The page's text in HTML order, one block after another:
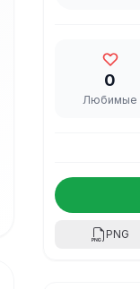
0
Любимые
PNG